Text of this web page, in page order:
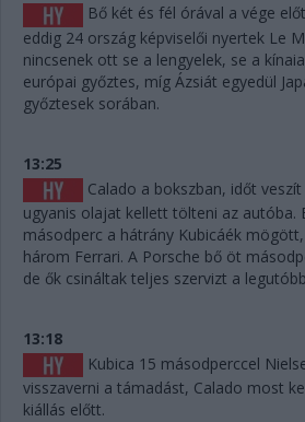
Bő két és fél órával a vége
eddig 24 ország képviselői nyertek Le
nincsenek ott se a lengyelek, se a
európai győztes, míg Ázsiát egyedül
győztesek sorában.
13:25
Calado a bokszban, időt
ugyanis olajat kellett tölteni az autóba.
másodperc a hátrány Kubicáék
három Ferrari. A Porsche bő öt
de ők csináltak teljes szervizt a
13:18
Kubica 15 másodperccel
visszaverni a támadást, Calado most
kiállás előtt.